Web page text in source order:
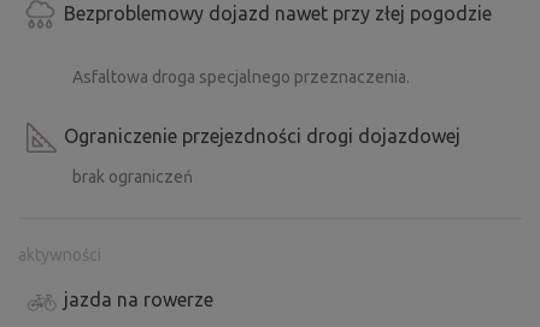
Bezproblemowy dojazd nawet przy złej pogodzie
Asfaltowa droga specjalnego przeznaczenia.
Ograniczenie przejezdności drogi dojazdowej
brak ograniczeń
aktywności
jazda na rowerze